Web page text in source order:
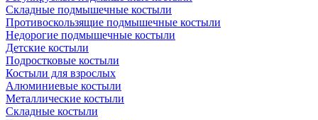
Складные подмышечные костыли
Противоскользящие подмышечные костыли
Недорогие подмышечные костыли
Детские костыли
Подростковые костыли
Костыли для взрослых
Алюминиевые костыли
Металлические костыли
Складные костыли